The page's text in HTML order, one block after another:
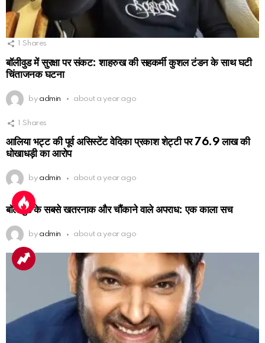
1 Shares
बॉलीवुड में सुरक्षा पर संकट: शाहरुख की सहकर्मी कुशल टंडन के साथ घटी
चिंताजनक घटना
by admin about a year ago
1 Shares
आलिया भट्ट की पूर्व असिस्टेंट वेदिका प्रकाश शेट्टी पर 76.9 लाख की
धोखाधड़ी का आरोप
by admin about a year ago
बॉलीवुड के सबसे खतरनाक और चौंकाने वाले अपराध: एक काला सच
by admin about a year ago